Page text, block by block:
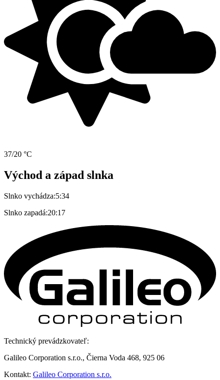
37/20 °C
Východ a západ slnka
Slnko vychádza:5:34
Slnko zapadá:20:17
Technický prevádzkovateľ:
Galileo Corporation s.r.o., Čierna Voda 468, 925 06
Kontakt: Galileo Corporation s.r.o.